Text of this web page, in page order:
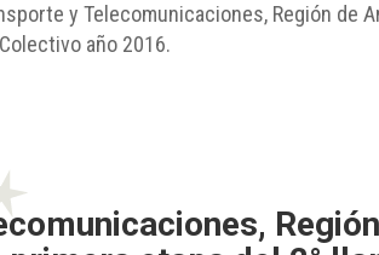
y Telecomunicaciones, Región de
año 2016.